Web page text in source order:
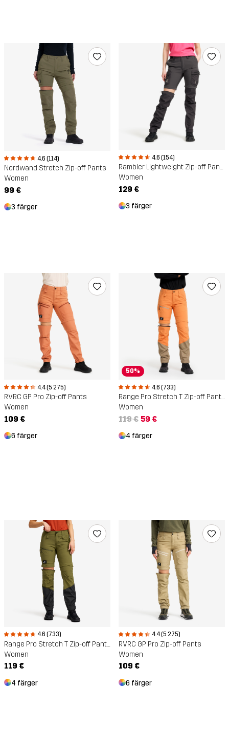
4.6 (114)
Nordwand Stretch Zip-off Pants
Women
99 €
3 färger
4.6 (154)
Rambler Lightweight Zip-off Pants
Women
129 €
3 färger
4.4 (5 275)
RVRC GP Pro Zip-off Pants
Women
109 €
6 färger
50%
4.6 (733)
Range Pro Stretch T Zip-off Pants
Women
119 € 59 €
4 färger
4.6 (733)
Range Pro Stretch T Zip-off Pants
Women
119 €
4 färger
4.4 (5 275)
RVRC GP Pro Zip-off Pants
Women
109 €
6 färger